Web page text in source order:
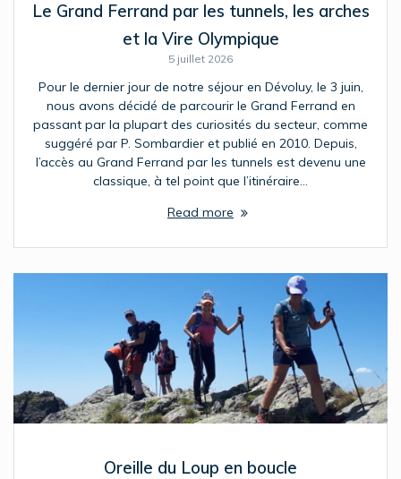
Le Grand Ferrand par les tunnels, les arches
et la Vire Olympique
5 juillet 2026
Pour le dernier jour de notre séjour en Dévoluy, le 3 juin,
nous avons décidé de parcourir le Grand Ferrand en
passant par la plupart des curiosités du secteur, comme
suggéré par P. Sombardier et publié en 2010. Depuis,
l’accès au Grand Ferrand par les tunnels est devenu une
classique, à tel point que l’itinéraire…
Read more
Oreille du Loup en boucle